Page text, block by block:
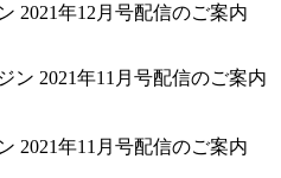
2021年12月号配信のご案内
2021年11月号配信のご案内